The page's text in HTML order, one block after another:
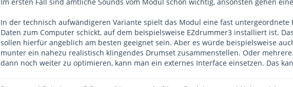
In der technisch aufwändigeren Variante spielt das Modul eine fast untergeordnete
Daten zum Computer schickt, auf dem beispielsweise EZdrummer3 installiert ist.
sollen hierfür angeblich am besten geeignet sein. Aber es würde beispielsweise
munter ein nahezu realistisch klingendes Drumset zusammenstellen. Oder
dann noch weiter zu optimieren, kann man ein externes Interface einsetzen. Das